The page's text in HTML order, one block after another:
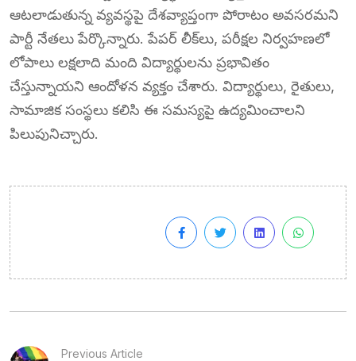
ఆటలాడుతున్న వ్యవస్థపై దేశవ్యాప్తంగా పోరాటం అవసరమని
పార్టీ నేతలు పేర్కొన్నారు. పేపర్ లీక్‌లు, పరీక్షల నిర్వహణలో
లోపాలు లక్షలాది మంది విద్యార్థులను ప్రభావితం
చేస్తున్నాయని ఆందోళన వ్యక్తం చేశారు. విద్యార్థులు, రైతులు,
సామాజిక సంస్థలు కలిసి ఈ సమస్యపై ఉద్యమించాలని
పిలుపునిచ్చారు.
Previous Article